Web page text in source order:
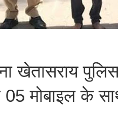
खेतासराय
05 मोबाइल के